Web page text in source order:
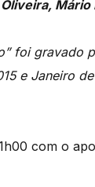
foi gravado
e Janeiro
com o